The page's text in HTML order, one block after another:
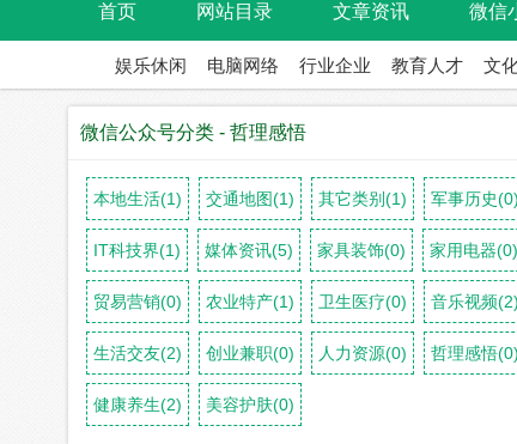
首页 网站目录 文章资讯 微信
娱乐休闲 电脑网络 行业企业 教育人才 文
微信公众号分类 - 哲理感悟
本地生活(1) 交通地图(1) 其它类别(1) 军事历史(0)
IT科技界(1) 媒体资讯(5) 家具装饰(0) 家用电器(0)
贸易营销(0) 农业特产(1) 卫生医疗(0) 音乐视频(2)
生活交友(2) 创业兼职(0) 人力资源(0) 哲理感悟(0)
健康养生(2) 美容护肤(0)